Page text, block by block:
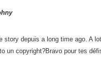
story depuis a long time ago. A
un copyright?Bravo pour tes